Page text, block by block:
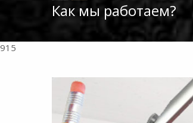
Как мы работаем?
915